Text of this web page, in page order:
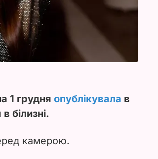
1 грудня опублікувала в
білизні.
камерою.